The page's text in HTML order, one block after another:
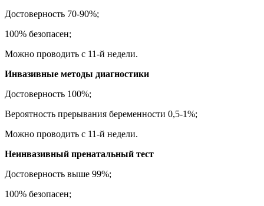
Достоверность 70-90%;
100% безопасен;
Можно проводить с 11-й недели.
Инвазивные методы диагностики
Достоверность 100%;
Вероятность прерывания беременности 0,5-1%;
Можно проводить с 11-й недели.
Неинвазивный пренатальный тест
Достоверность выше 99%;
100% безопасен;